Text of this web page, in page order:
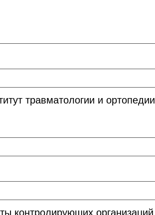
травматологии и ортопедии
контролирующих организаций